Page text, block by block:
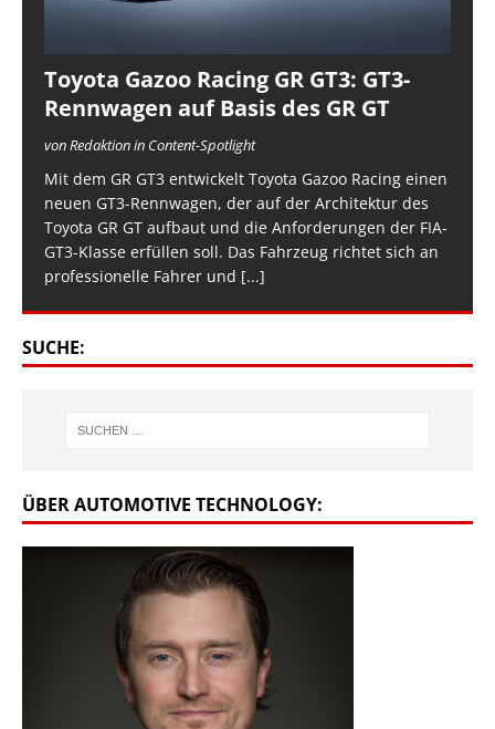
Toyota Gazoo Racing GR GT3: GT3-
Rennwagen auf Basis des GR GT
von Redaktion in Content-Spotlight
Mit dem GR GT3 entwickelt Toyota Gazoo Racing einen
neuen GT3-Rennwagen, der auf der Architektur des
Toyota GR GT aufbaut und die Anforderungen der FIA-
GT3-Klasse erfüllen soll. Das Fahrzeug richtet sich an
professionelle Fahrer und [...]
SUCHE:
ÜBER AUTOMOTIVE TECHNOLOGY: